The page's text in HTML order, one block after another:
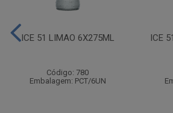
ICE 51 LIMAO 6X275ML
Código: 780
Embalagem: PCT/6UN
ICE